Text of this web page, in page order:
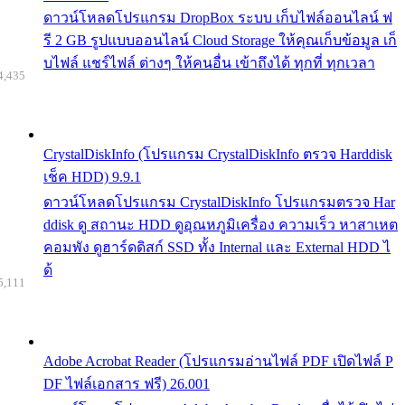
ดาวน์โหลดโปรแกรม DropBox ระบบ เก็บไฟล์ออนไลน์ ฟ
รี 2 GB รูปแบบออนไลน์ Cloud Storage ให้คุณเก็บข้อมูล เก็
บไฟล์ แชร์ไฟล์ ต่างๆ ให้คนอื่น เข้าถึงได้ ทุกที่ ทุกเวลา
CrystalDiskInfo (โปรแกรม CrystalDiskInfo ตรวจ Harddisk
เช็ค HDD) 9.9.1
ดาวน์โหลดโปรแกรม CrystalDiskInfo โปรแกรมตรวจ Har
ddisk ดู สถานะ HDD ดูอุณหภูมิเครื่อง ความเร็ว หาสาเหต
คอมพัง ดูฮาร์ดดิสก์ SSD ทั้ง Internal และ External HDD ไ
ด้
Adobe Acrobat Reader (โปรแกรมอ่านไฟล์ PDF เปิดไฟล์ P
DF ไฟล์เอกสาร ฟรี) 26.001